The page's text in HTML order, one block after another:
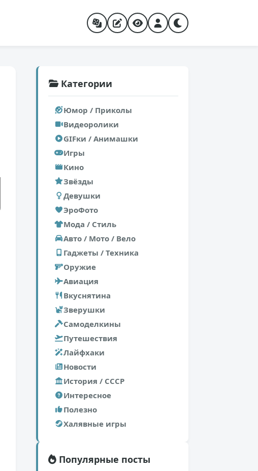
Категории
Юмор / Приколы
Видеоролики
GIFки / Анимашки
Игры
Кино
Звёзды
Девушки
ЭроФото
Мода / Стиль
Авто / Мото / Вело
Гаджеты / Техника
Оружие
Авиация
Вкуснятина
Зверушки
Самоделкины
Путешествия
Лайфхаки
Новости
История / СССР
Интересное
Полезно
Халявные игры
Популярные посты